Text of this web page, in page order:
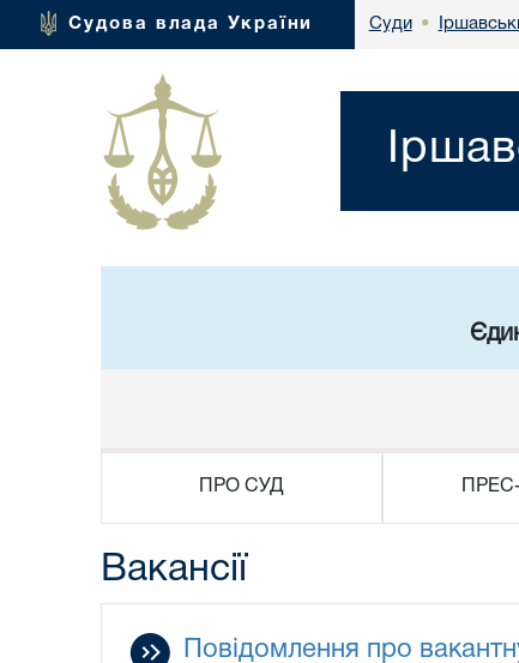
Судова влада України Суди •
ПРО СУД
Вакансії
Повідомлення про